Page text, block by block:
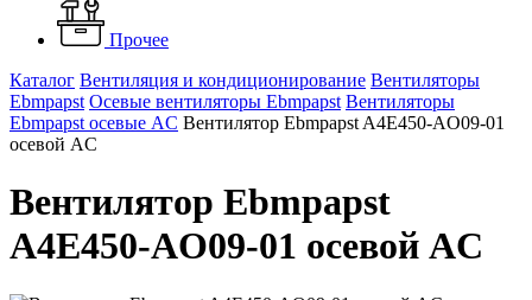
Прочее
Каталог Вентиляция и кондиционирование Вентиляторы
Ebmpapst Осевые вентиляторы Ebmpapst Вентиляторы
Ebmpapst осевые AC Вентилятор Ebmpapst A4E450-AO09-01
осевой AC
Вентилятор Ebmpapst
A4E450-AO09-01 осевой AC